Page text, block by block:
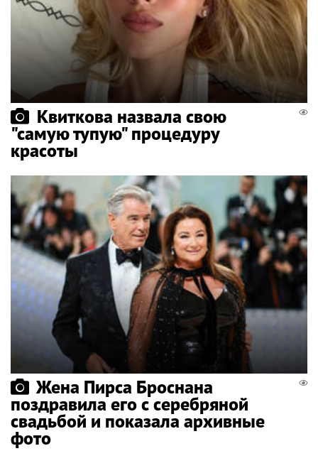
Квиткова назвала свою
"самую тупую" процедуру
красоты
Жена Пирса Броснана
поздравила его с серебряной
свадьбой и показала архивные
фото